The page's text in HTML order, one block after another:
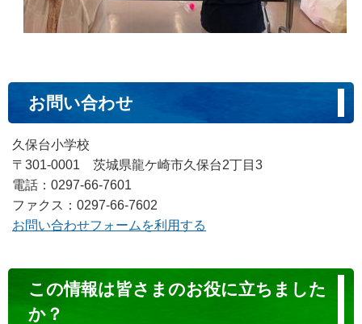
お問い合わせ
久保台小学校
〒301-0001 茨城県龍ケ崎市久保台2丁目3
電話：0297-66-7601
ファクス：0297-66-7602
お問い合わせフォームを利用する
ン
この情報は皆さまのお役に立ちました
か？